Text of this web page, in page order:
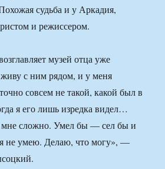
судьба и у Аркадия,
и режиссером.
музей отца уже
с ним рядом, и у меня
совсем не такой, какой был в
я его лишь изредка видел…
мне сложно. Умел бы — сел бы и
не умею. Делаю, что могу», —